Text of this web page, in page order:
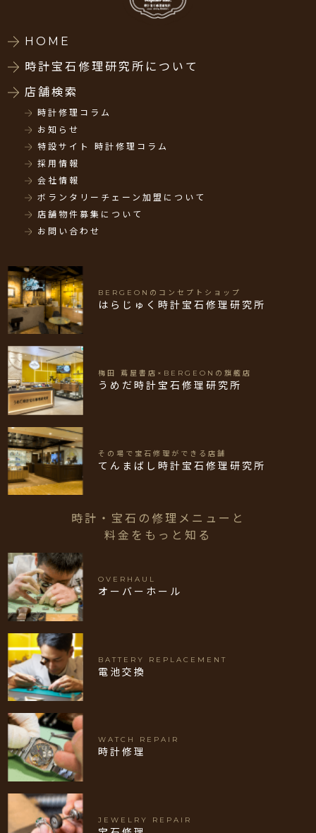
HOME
時計宝石修理研究所について
店舗検索
時計修理コラム
お知らせ
特設サイト 時計修理コラム
採用情報
会社情報
ボランタリーチェーン加盟について
店舗物件募集について
お問い合わせ
BERGEONのコンセプトショップ
はらじゅく時計宝石修理研究所
梅田 蔦屋書店×BERGEONの旗艦店
うめだ時計宝石修理研究所
その場で宝石修理ができる店舗
てんまばし時計宝石修理研究所
時計・宝石の修理メニューと
料金をもっと知る
OVERHAUL
オーバーホール
BATTERY REPLACEMENT
電池交換
WATCH REPAIR
時計修理
JEWELRY REPAIR